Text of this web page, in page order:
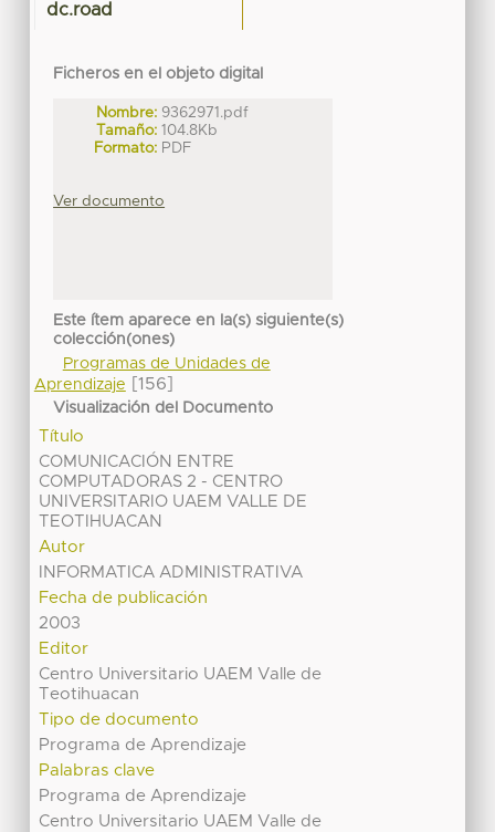
dc.road
Ficheros en el objeto digital
Nombre: 9362971.pdf
Tamaño: 104.8Kb
Formato: PDF
Ver documento
Este ítem aparece en la(s) siguiente(s)
colección(ones)
Programas de Unidades de
Aprendizaje
[156]
Visualización del Documento
Título
COMUNICACIÓN ENTRE
COMPUTADORAS 2 - CENTRO
UNIVERSITARIO UAEM VALLE DE
TEOTIHUACAN
Autor
INFORMATICA ADMINISTRATIVA
Fecha de publicación
2003
Editor
Centro Universitario UAEM Valle de
Teotihuacan
Tipo de documento
Programa de Aprendizaje
Palabras clave
Programa de Aprendizaje
Centro Universitario UAEM Valle de